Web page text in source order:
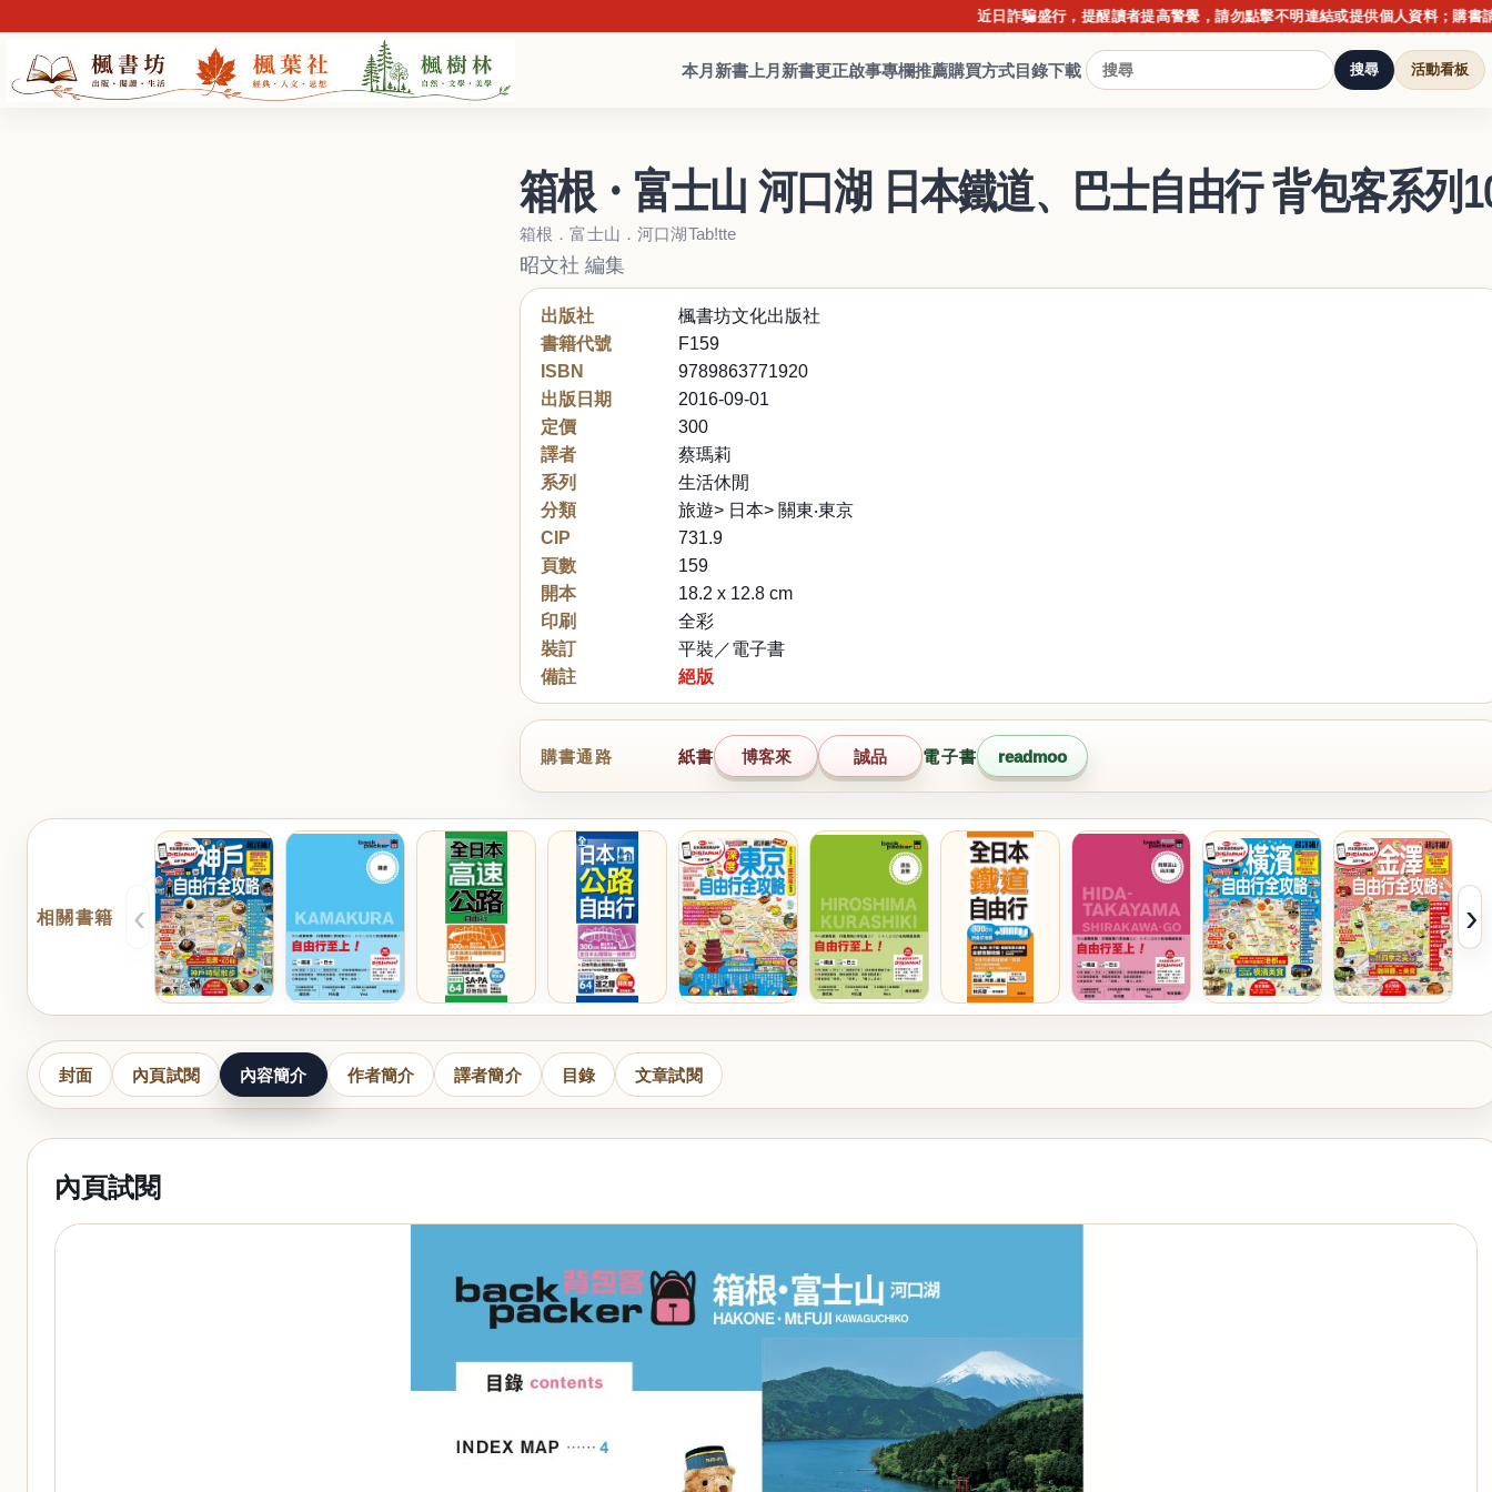
近日詐騙盛行，提醒讀者提高警覺，請勿點擊不明連結或提供個人資料；購書請以博
本月新書 上月新書更正啟事專欄推薦購買方式目錄下載 搜尋 活動看板
箱根・富士山 河口湖 日本鐵道、巴士自由行 背包客系列
箱根．富士山．河口湖Tab!tte
昭文社 編集
出版社
楓書坊文化出版社
書籍代號
F159
ISBN
9789863771920
出版日期
2016-09-01
定價
300
譯者
蔡瑪莉
系列
生活休閒
分類
旅遊> 日本> 關東‧東京
CIP
731.9
頁數
159
開本
18.2 x 12.8 cm
印刷
全彩
裝訂
平裝／電子書
備註
絕版
購書通路 紙書 博客來 誠品 電子書 readmoo
相關書籍 ‹ ›
封面 內頁試閱 內容簡介 作者簡介 譯者簡介 目錄 文章試閱
內頁試閱